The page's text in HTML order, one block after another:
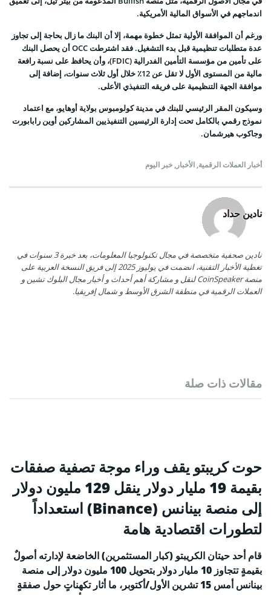
اندماجهم في الأسواق المالية الأمريكية.
ورغم أن الموافقة الأولية تمثل خطوة مهمة، إلا أن البنك ما زال بحاجة إلى تجاوز
عدة متطلبات تنظيمية قبل بدء التشغيل. فقد اشترطت OCC أن يحصل البنك
على تأمين من مؤسسة التأمين الفدرالية (FDIC)، وأن يحافظ على نسبة رافعة
مالية من المستوى الأول لا تقل عن 12٪ خلال أول ثلاث سنوات، إضافة إلى
موافقة الجهة التنظيمية على فريقه التنفيذي الأعلى.
وسيكون المقر الرئيسي للبنك في مدينة كولومبوس بولاية أوهايو، مع اعتماد
نموذج رقمي بالكامل تحت إدارة الرئيسين التنفيذيين المشاركين أوين رابابورت
وجاكوب هيرشمان.
أخبار العملات الرقمية, الأخبار, خبر اليوم
نادين حداد
نادين صحفية متخصصة في مجال تكنولوجيا المعلومات، بعد خبرة 3 سنوات في
تغطية الأخبار التقنية، انضمت في يوليوز 2025 إلى فريق النسخة العربية على
منصة CoinSpeaker لنقل و مشاركة أهم أحداث و أخبار مجال البلوك تشين و
العملات الرقمية في منطقة الشرق الأوسط و شمال إفريقيا.
مقالات ذات صلة
حوت كريبتو يقف وراء موجة تصفية صفقات
بقيمة 19 مليار دولار ينقل 129 مليون دولار
إلى منصة بينانس (Binance) استعداداً
لتطورات اقتصادية هامة
قام أحد حيتان الكريبتو (كبار المستثمرين) الخاضعة لإدارته أصولٌ
بقيمةٍ تتجاوز 10 مليار دولار بتحويل 100 مليون دولار إلى منصة
بينانس أمس 15 تشرين الأول/أكتوبر، ما أثار تكهناتٍ حول صفقةٍ